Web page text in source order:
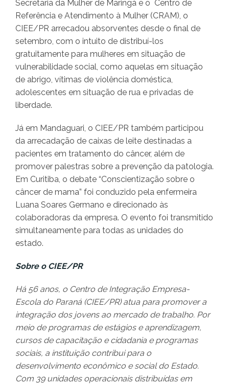
Secretaria da Mulher de Maringá e o Centro de
Referência e Atendimento à Mulher (CRAM), o
CIEE/PR arrecadou absorventes desde o final de
setembro, com o intuito de distribuí-los
gratuitamente para mulheres em situação de
vulnerabilidade social, como aquelas em situação
de abrigo, vítimas de violência doméstica,
adolescentes em situação de rua e privadas de
liberdade.
Já em Mandaguari, o CIEE/PR também participou
da arrecadação de caixas de leite destinadas a
pacientes em tratamento do câncer, além de
promover palestras sobre a prevenção da patologia.
Em Curitiba, o debate “Conscientização sobre o
câncer de mama” foi conduzido pela enfermeira
Luana Soares Germano e direcionado às
colaboradoras da empresa. O evento foi transmitido
simultaneamente para todas as unidades do
estado.
Sobre o CIEE/PR
Há 56 anos, o Centro de Integração Empresa-
Escola do Paraná (CIEE/PR) atua para promover a
integração dos jovens ao mercado de trabalho. Por
meio de programas de estágios e aprendizagem,
cursos de capacitação e cidadania e programas
sociais, a instituição contribui para o
desenvolvimento econômico e social do Estado.
Com 39 unidades operacionais distribuídas em